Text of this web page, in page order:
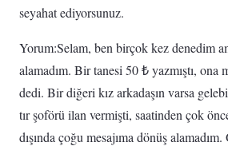
seyahat ediyorsunuz.
Yorum:Selam, ben birçok kez denedim
alamadım. Bir tanesi 50 ₺ yazmıştı, ona
dedi. Bir diğeri kız arkadaşın varsa
tır şoförü ilan vermişti, saatinden çok
dışında çoğu mesajıma dönüş